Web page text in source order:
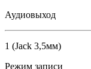
Аудиовыход
1 (Jack 3,5мм)
Режим записи